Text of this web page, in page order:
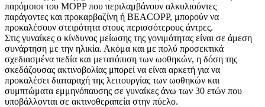
παρόμοιοι του ΜΟPP που περιλαμβάνουν αλκυλιούντες
παράγοντες και προκαρβαζίνη ή BEACOPP, μπορούν να
προκαλέσουν στειρότητα στους περισσότερους άντρες.
Στις γυναίκες ο κίνδυνος μείωσης της γονιμότητας είναι σε άμεση
συνάρτηση με την ηλικία. Ακόμα και με πολύ προσεκτικά
σχεδιασμένα πεδία και μετατόπιση των ωοθηκών, η δόση της
σκεδάζουσας ακτινοβολίας μπορεί να είναι αρκετή για να
προκαλέσει διαταραχή της λειτουργίας των ωοθηκών και
συμπτώματα εμμηνόπαυσης σε γυναίκες άνω των 30 ετών που
υποβάλλονται σε ακτινοθεραπεία στην πύελο.